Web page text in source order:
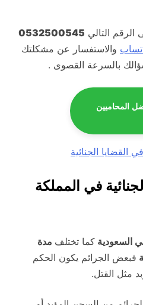
الرقم التالي 0532500545
والاستفسار عن مشكلتك
بالسرعة القصوى .
المحاميين
الجنائية
في المملكة
السعودية كما تختلف مدة
فبعض الجرائم يكون الحكم
مثل القتل.